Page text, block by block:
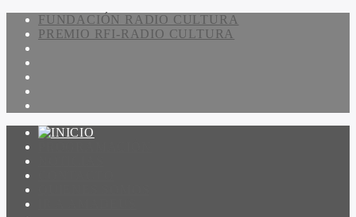
FUNDACIÓN RADIO CULTURA
PREMIO RFI-RADIO CULTURA